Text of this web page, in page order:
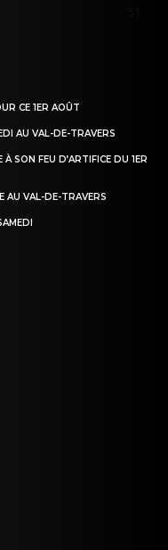
CE 1ER AOÛT
AU VAL-DE-TRAVERS
SON FEU D’ARTIFICE DU 1ER
AU VAL-DE-TRAVERS